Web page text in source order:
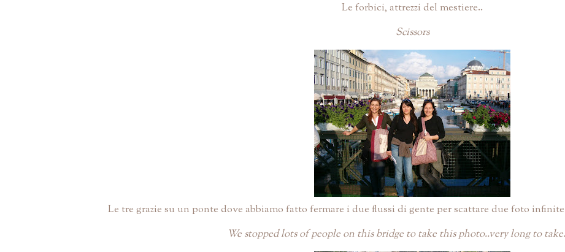
Le forbici, attrezzi del mestiere..
Scissors
Le tre grazie su un ponte dove abbiamo fatto fermare i due flussi di gente per scattare due foto
We stopped lots of people on this bridge to take this photo..very long to